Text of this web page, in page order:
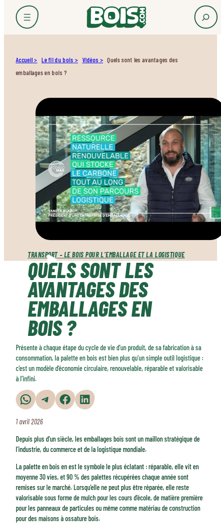
Accueil Le fil du bois Vidéos
Quels sont les avantages des
emballages en bois ?
TRANSPORT – LE BOIS POUR L’EMBALLAGE ET LA LOGISTIQUE
QUELS SONT LES
AVANTAGES DES
EMBALLAGES EN
BOIS ?
Présente à chaque étape du cycle de vie d’un produit, de sa fabrication à sa
consommation, la palette en bois est bien plus qu’un simple outil logistique :
c’est un modèle d’économie circulaire, renouvelable, réparable et valorisable
à l’infini.
Partager sur WhatsApp Partager sur Telegram Partager sur Facebook Partager sur LinkedIn
1 avril 2026
Depuis plus d’un siècle, les emballages bois sont un maillon stratégique de
l’industrie, du commerce et de la logistique mondiale.
La palette en bois en est le symbole le plus éclatant : réparable, elle vit en
moyenne 30 vies, et 90 % des palettes récupérées chaque année sont
remises sur le marché. Lorsqu’elle ne peut plus être réparée, elle reste
valorisable sous forme de mulch pour les cours d’école, de matière première
pour les panneaux de particules ou même comme matériau de construction
pour des maisons à ossature bois.